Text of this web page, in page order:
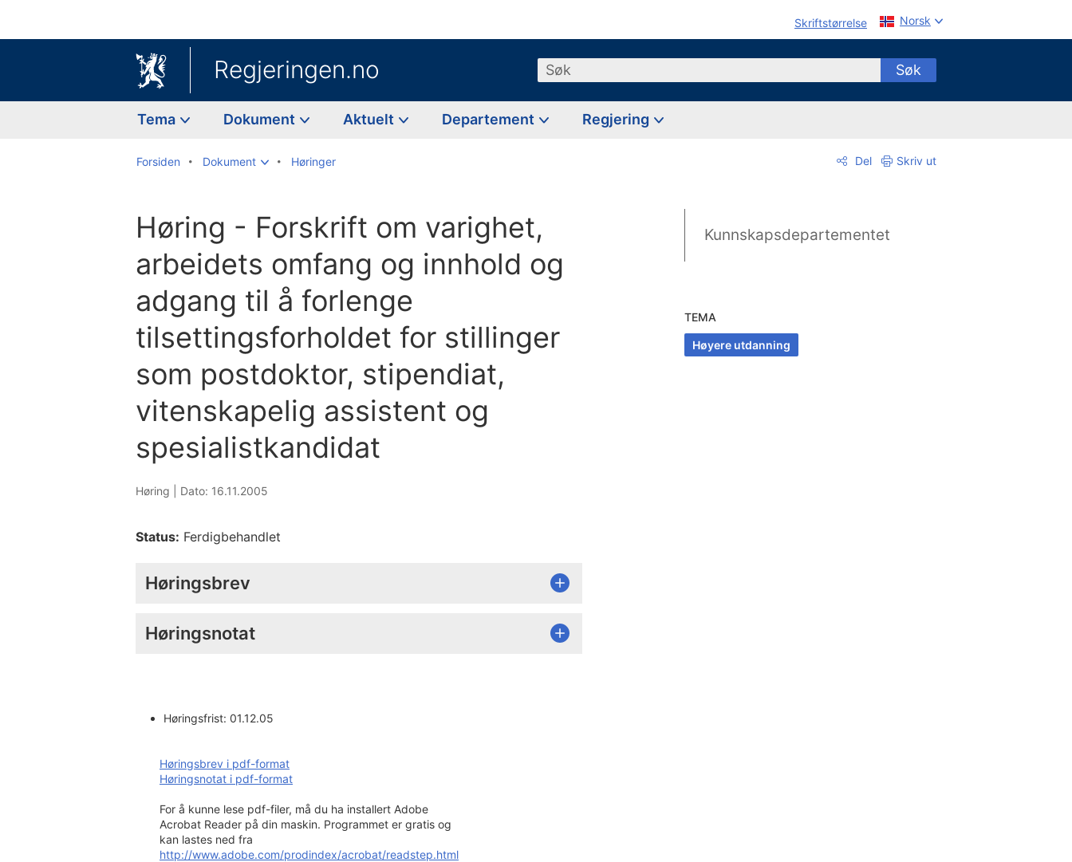
Skriftstørrelse Norsk
Regjeringen.no Søk Søk
Tema Dokument Aktuelt Departement Regjering
Forsiden Dokument Høringer Del Skriv ut
Høring - Forskrift om varighet,
arbeidets omfang og innhold og
adgang til å forlenge
tilsettingsforholdet for stillinger
som postdoktor, stipendiat,
vitenskapelig assistent og
spesialistkandidat
Høring | Dato: 16.11.2005
Status: Ferdigbehandlet
Høringsbrev
Høringsnotat
Høringsfrist: 01.12.05
Høringsbrev i pdf-format
Høringsnotat i pdf-format
For å kunne lese pdf-filer, må du ha installert Adobe
Acrobat Reader på din maskin. Programmet er gratis og
kan lastes ned fra
http://www.adobe.com/prodindex/acrobat/readstep.html
Kunnskapsdepartementet
TEMA
Høyere utdanning